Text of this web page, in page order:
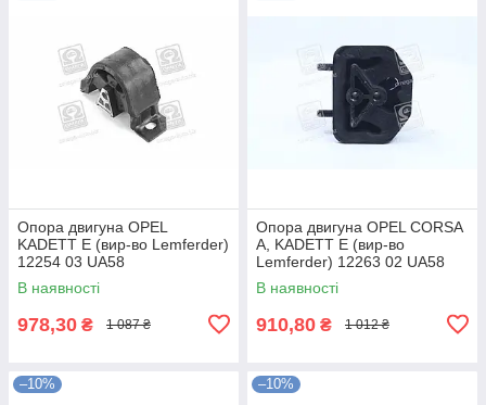
Опора двигуна OPEL
KADETT E (вир-во Lemferder)
12254 03 UA58
В наявності
978,30 ₴ 1 087 ₴
Опора двигуна OPEL CORSA
A, KADETT E (вир-во
Lemferder) 12263 02 UA58
В наявності
910,80 ₴ 1 012 ₴
–10% –10%